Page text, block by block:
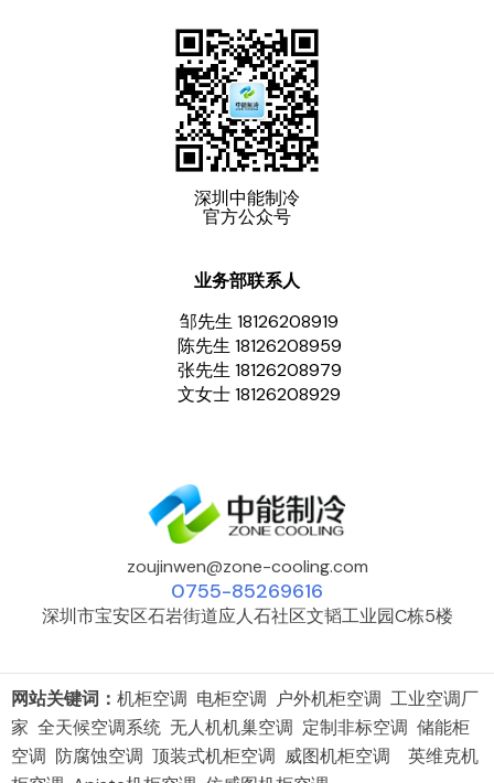
深圳中能制冷
官方公众号
业务部联系人
邹先生 18126208919
陈先生 18126208959
张先生 18126208979
文女士 18126208929
zoujinwen@zone-cooling.com
0755-85269616
深圳市宝安区石岩街道应人石社区文韬工业园C栋5楼
网站关键词： 机柜空调 电柜空调 户外机柜空调 工业空调厂
家 全天候空调系统 无人机机巢空调 定制非标空调 储能柜
空调 防腐蚀空调 顶装式机柜空调 威图机柜空调 英维克机